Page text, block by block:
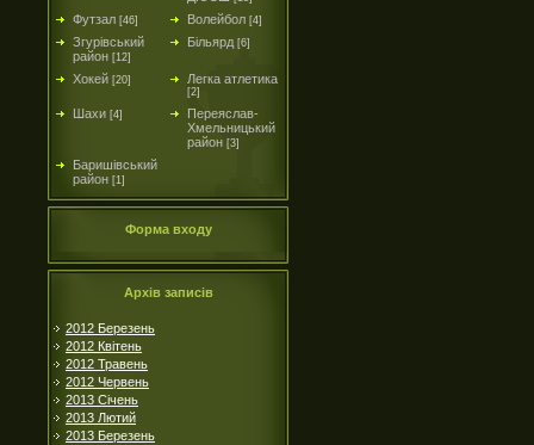
Футзал [46] Волейбол [4]
Згурівський
район [12]
Більярд [6]
Хокей [20] Легка атлетика
[2]
Шахи [4]
Переяслав-
Хмельницький
район [3]
Баришівський
район [1]
Форма входу
Архів записів
2012 Березень
2012 Квітень
2012 Травень
2012 Червень
2013 Січень
2013 Лютий
2013 Березень